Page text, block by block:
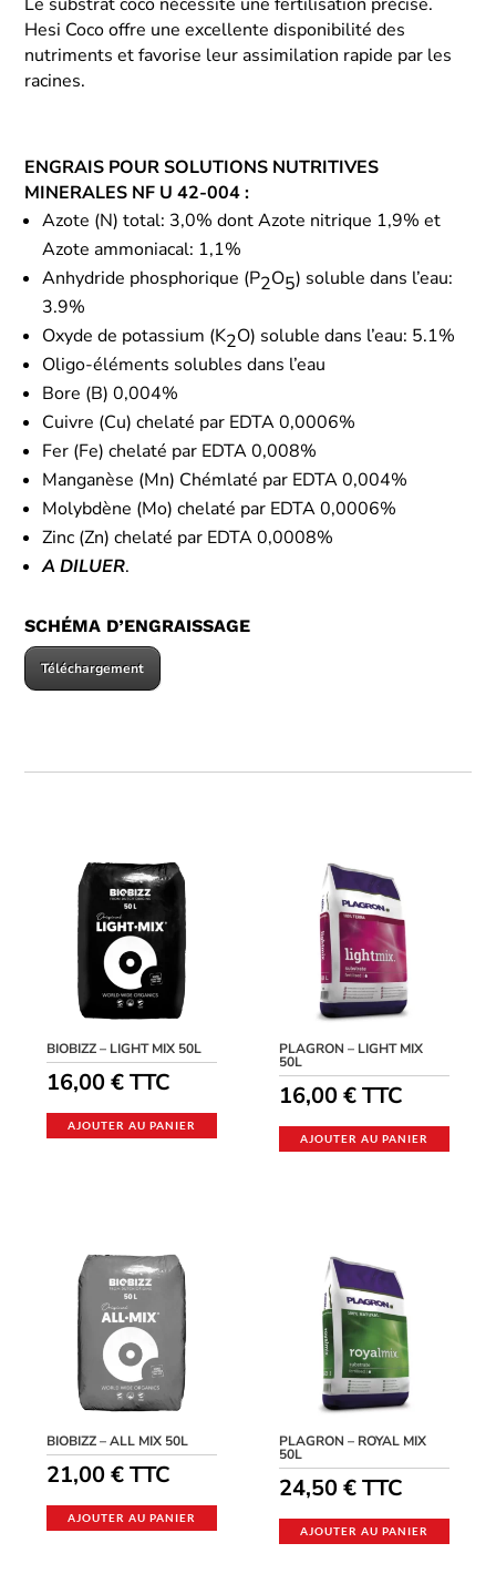
Hesi Coco offre une excellente disponibilité des
nutriments et favorise leur assimilation rapide par les
racines.
ENGRAIS POUR SOLUTIONS NUTRITIVES
MINERALES NF U 42-004 :
Azote (N) total: 3,0% dont Azote nitrique 1,9% et
Azote ammoniacal: 1,1%
Anhydride phosphorique (P2O5) soluble dans l’eau:
3.9%
Oxyde de potassium (K2O) soluble dans l’eau: 5.1%
Oligo-éléments solubles dans l’eau
Bore (B) 0,004%
Cuivre (Cu) chelaté par EDTA 0,0006%
Fer (Fe) chelaté par EDTA 0,008%
Manganèse (Mn) Chémlaté par EDTA 0,004%
Molybdène (Mo) chelaté par EDTA 0,0006%
Zinc (Zn) chelaté par EDTA 0,0008%
A DILUER.
SCHÉMA D’ENGRAISSAGE
Téléchargement
BIOBIZZ – LIGHT MIX 50L
16,00€ TTC
AJOUTER AU PANIER
PLAGRON – LIGHT MIX
50L
16,00€TTC
AJOUTER AU PANIER
BIOBIZZ – ALL MIX 50L
21,00€ TTC
AJOUTER AU PANIER
PLAGRON – ROYAL MIX
50L
24,50€TTC
AJOUTER AU PANIER